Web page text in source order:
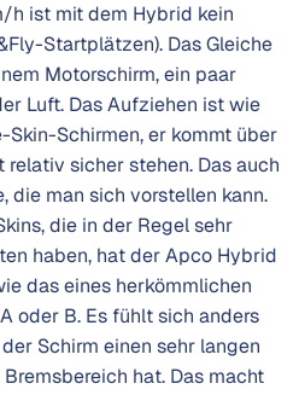
h ist mit dem Hybrid kein
Startplätzen). Das Gleiche
Motorschirm, ein paar
Luft. Das Aufziehen ist wie
Schirmen, er kommt über
sicher stehen. Das auch
die man sich vorstellen kann.
die in der Regel sehr
haben, hat der Apco Hybrid
das eines herkömmlichen
oder B. Es fühlt sich anders
Schirm einen sehr langen
hat. Das macht